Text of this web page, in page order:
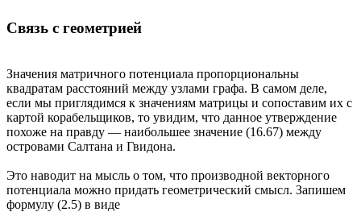
Связь с геометрией
Значения матричного потенциала пропорциональны
квадратам расстояний между узлами графа. В самом деле,
если мы приглядимся к значениям матрицы и сопоставим их с
картой корабельщиков, то увидим, что данное утверждение
похоже на правду — наибольшее значение (16.67) между
островами Салтана и Гвидона.
Это наводит на мысль о том, что производной векторного
потенциала можно придать геометрический смысл. Запишем
формулу (2.5) в виде